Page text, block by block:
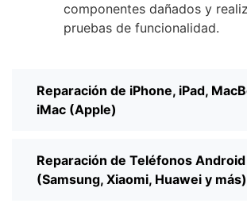
componentes dañados y
pruebas de funcionalidad.
Reparación de iPhone, iPad,
iMac (Apple)
Reparación de Teléfonos Android
(Samsung, Xiaomi, Huawei y más)